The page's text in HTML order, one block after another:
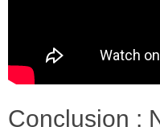
Conclusion :